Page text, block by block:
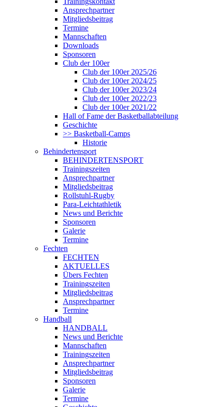
Ansprechpartner
Mitgliedsbeitrag
Termine
Mannschaften
Downloads
Sponsoren
Club der 100er
Club der 100er 2025/26
Club der 100er 2024/25
Club der 100er 2023/24
Club der 100er 2022/23
Club der 100er 2021/22
Hall of Fame der Basketballabteilung
Geschichte
>> Basketball-Camps
Historie
Behindertensport
BEHINDERTENSPORT
Trainingszeiten
Ansprechpartner
Mitgliedsbeitrag
Rollstuhl-Rugby
Para-Leichtathletik
News und Berichte
Sponsoren
Galerie
Termine
Fechten
FECHTEN
AKTUELLES
Übers Fechten
Trainingszeiten
Mitgliedsbeitrag
Ansprechpartner
Termine
Handball
HANDBALL
News und Berichte
Mannschaften
Trainingszeiten
Ansprechpartner
Mitgliedsbeitrag
Sponsoren
Galerie
Termine